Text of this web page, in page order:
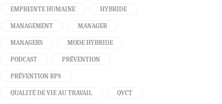
EMPREINTE HUMAINE HYBRIDE
MANAGEMENT MANAGER
MANAGERS MODE HYBRIDE
PODCAST PRÉVENTION
PRÉVENTION RPS
QUALITÉ DE VIE AU TRAVAIL QVCT